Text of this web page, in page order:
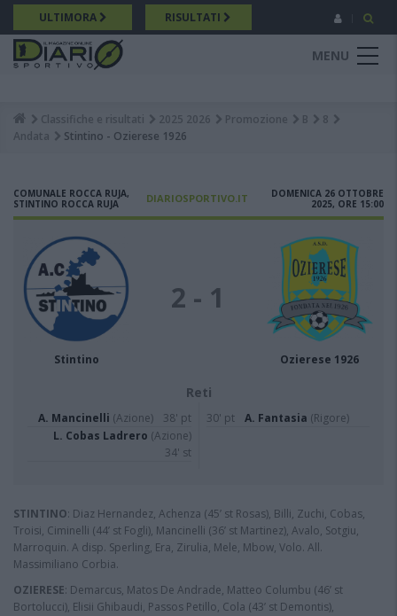
Salta
al
contenuto
principale
ULTIMORA RISULTATI
MENU
Breadcrumb
Classifiche e risultati 2025 2026 Promozione B
8
Andata
Stintino - Ozierese 1926
COMUNALE ROCCA RUJA,
STINTINO ROCCA RUJA
DIARIOSPORTIVO.IT
DOMENICA 26 OTTOBRE
2025, ORE 15:00
Stintino
2 - 1
Ozierese 1926
Reti
A. Mancinelli (Azione)
38' pt
L. Cobas Ladrero (Azione)
34' st
30' pt A. Fantasia (Rigore)
STINTINO: Diaz Hernandez, Achenza (45’ st Rosas), Billi, Zuchi, Cobas,
Troisi, Ciminelli (44’ st Fogli), Mancinelli (36’ st Martinez), Avalo, Sotgiu,
Marroquin. A disp. Sperling, Era, Zirulia, Mele, Mbow, Volo. All.
Massimiliano Corbia.
OZIERESE: Demarcus, Matos De Andrade, Matteo Columbu (46’ st
Bortolucci), Elisii Ghibaudi, Passos Petillo, Cola (43’ st Demontis),